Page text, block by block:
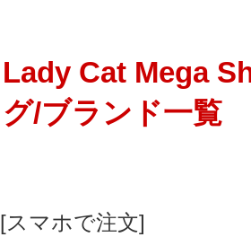
Lady Cat Mega
グ/ブランド一覧
[スマホで注文]